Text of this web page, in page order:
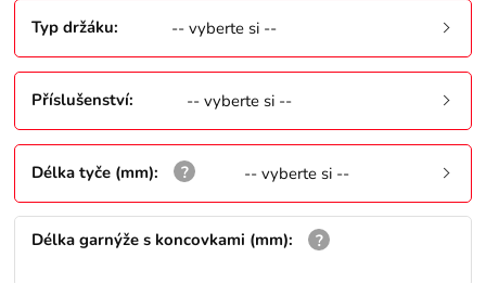
Typ držáku: -- vyberte si --
Příslušenství: -- vyberte si --
Délka tyče (mm): -- vyberte si --
Délka garnýže s koncovkami (mm):